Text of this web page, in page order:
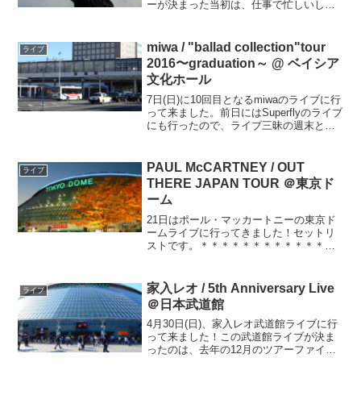
ーが決まった当初は、仕事で忙しいし、
の実家に帰って来て、ツアー日程に群
馬・太田が入って...
ライブ
miwa / "ballad collection"tour
2016〜graduation～ @ ベイシア
文化ホール
7日(日)に10回目となるmiwaのライブに行
って来ました。前日にはSuperflyのライブ
にも行ったので、ライブ三昧の週末とな
でいる埼玉県から意外に遠いので、昼過
ぎに...
ライブ
PAUL McCARTNEY / OUT
THERE JAPAN TOUR ＠東京ド
ーム
21日はポール・マッカートニーの東京ド
ームライブに行ってきました！セットリ
ストです。＊＊＊＊＊＊＊＊＊＊＊＊＊
ライブ
家入レオ / 5th Anniversary Live
＠日本武道館
4月30日(日)、家入レオ武道館ライブに行
って来ました！この武道館ライブが決ま
ったのは、去年の12月のツアーファイナ